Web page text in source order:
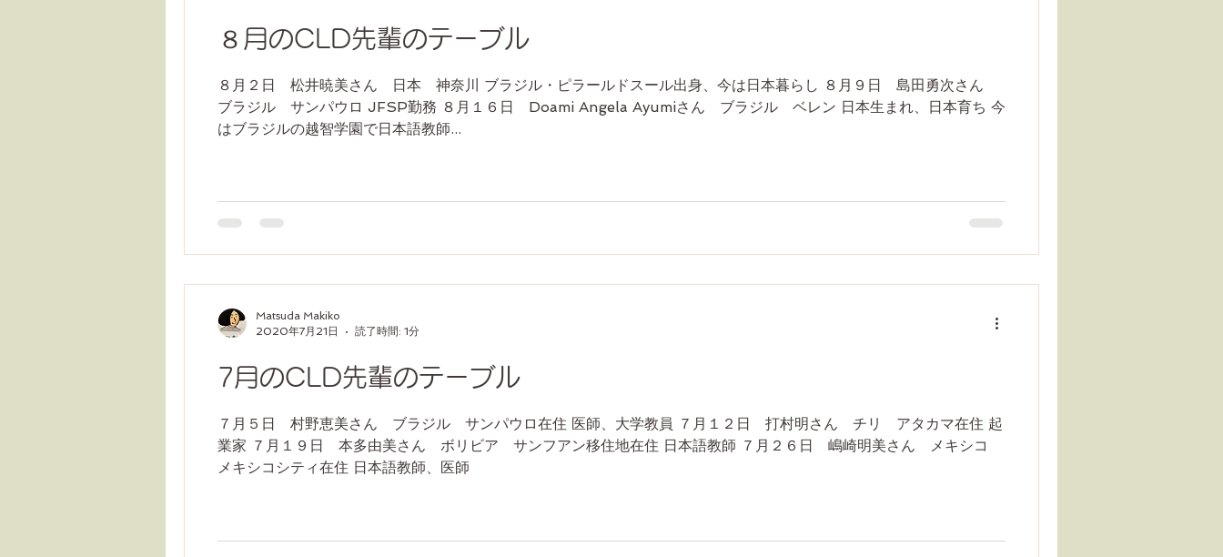
８月のCLD先輩のテーブル
８月２日 松井暁美さん 日本 神奈川 ブラジル・ピラールドスール出身、今は日本暮らし ８月９日 島田勇次さん
ブラジル サンパウロ JFSP勤務 ８月１６日 Doami Angela Ayumiさん ブラジル ベレン 日本生まれ、日本育ち 今
はブラジルの越智学園で日本語教師...
7月のCLD先輩のテーブル
７月５日 村野恵美さん ブラジル サンパウロ在住 医師、大学教員 ７月１２日 打村明さん チリ アタカマ在住 起
業家 ７月１９日 本多由美さん ボリビア サンフアン移住地在住 日本語教師 ７月２６日 嶋崎明美さん メキシコ
メキシコシティ在住 日本語教師、医師
Matsuda Makiko
2020年7月21日
読了時間: 1分